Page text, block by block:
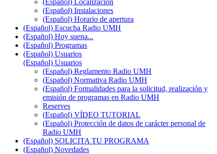
(Español) Localización
(Español) Instalaciones
(Español) Horario de apertura
(Español) Escucha Radio UMH
(Español) Hoy suena...
(Español) Programas
(Español) Usuarios
(Español) Usuarios
(Español) Reglamento Radio UMH
(Español) Normativa Radio UMH
(Español) Formalidades para la solicitud, realización y
emisión de programas en Radio UMH
Reserves
(Español) VÍDEO TUTORIAL
(Español) Protección de datos de carácter personal de
Radio UMH
(Español) SOLICITA TU PROGRAMA
(Español) Novedades